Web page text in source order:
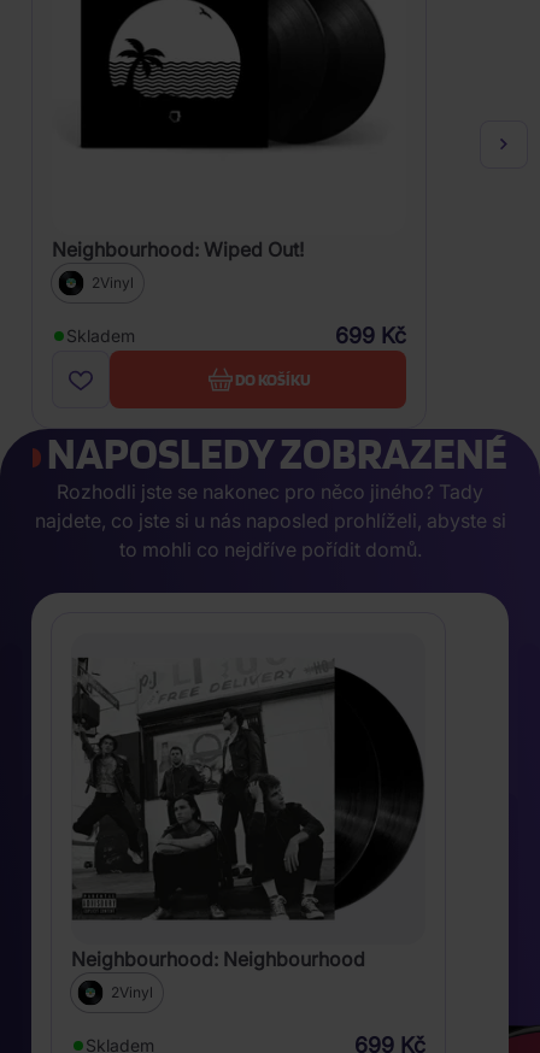
Neighbourhood: Wiped Out!
2Vinyl
Skladem 699 Kč
DO KOŠÍKU
NAPOSLEDY ZOBRAZENÉ
Rozhodli jste se nakonec pro něco jiného? Tady
najdete, co jste si u nás naposled prohlíželi, abyste si
to mohli co nejdříve pořídit domů.
Neighbourhood: Neighbourhood
2Vinyl
Skladem 699 Kč